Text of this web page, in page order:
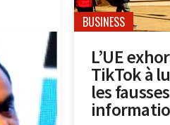
BUSINESS
L’UE
TikTok à
les fausses